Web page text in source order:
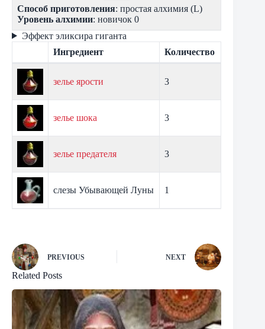
Способ приготовления: простая алхимия (L)
Уровень алхимии: новичок 0
Эффект эликсира гиганта
Ингредиент
Количество
зелье ярости 3
зелье шока 3
зелье предателя 3
слезы Убывающей Луны 1
PREVIOUS NEXT
Related Posts